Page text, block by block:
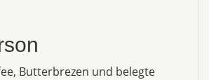
Butterbrezen und belegte